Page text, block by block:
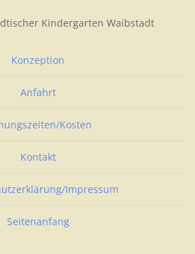
Kindergarten Waibstadt
Konzeption
Anfahrt
Kosten
Kontakt
Impressum
Seitenanfang